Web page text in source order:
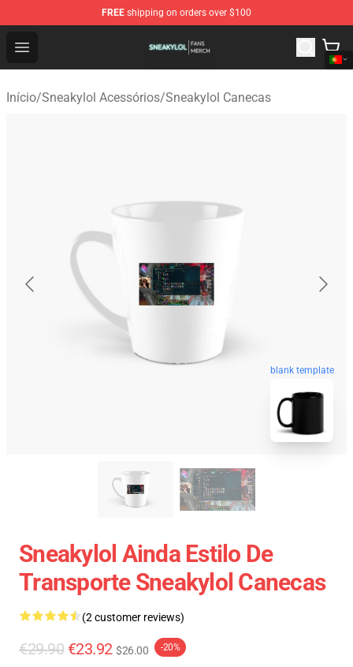
FREE shipping on orders over $100
Open menu
Sneakylol Shop - Official Sneakylol Merchandise Store
Início/Sneakylol Acessórios/Sneakylol Canecas
blank template
Sneakylol Ainda Estilo De
Transporte Sneakylol Canecas
(2 customer reviews)
€29.90 €23.92 $26.00 -20%